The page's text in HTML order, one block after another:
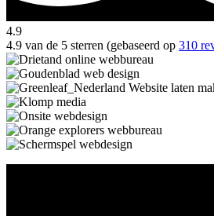
4.9
4.9 van de 5 sterren (gebaseerd op 310